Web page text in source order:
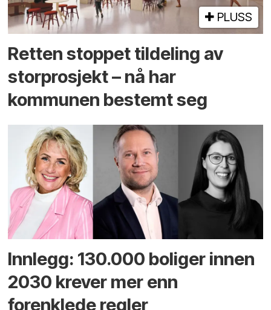
PLUSS
Retten stoppet tildeling av
storprosjekt – nå har
kommunen bestemt seg
Innlegg: 130.000 boliger innen
2030 krever mer enn
forenklede regler